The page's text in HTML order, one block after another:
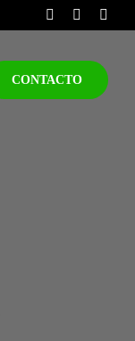
CONTACTO